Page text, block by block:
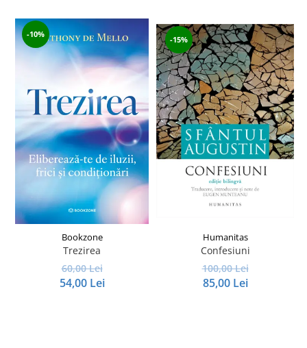
-10%
Bookzone
Trezirea
60,00 Lei
54,00 Lei
-15%
Humanitas
Confesiuni
100,00 Lei
85,00 Lei